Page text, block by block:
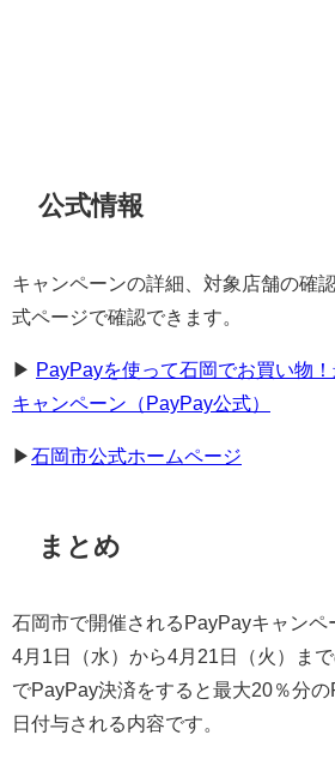
公式情報
キャンペーンの詳細、対象店舗の確
式ページで確認できます。
▶︎ PayPayを使って石岡でお買い物
キャンペーン（PayPay公式）
▶︎石岡市公式ホームページ
まとめ
石岡市で開催されるPayPayキャン
4月1日（水）から4月21日（火）ま
でPayPay決済をすると最大20％分
日付与される内容です。